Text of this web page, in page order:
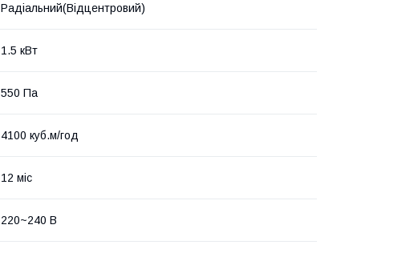
Радіальний(Відцентровий)
1.5 кВт
550 Па
4100 куб.м/год
12 міс
220~240 В